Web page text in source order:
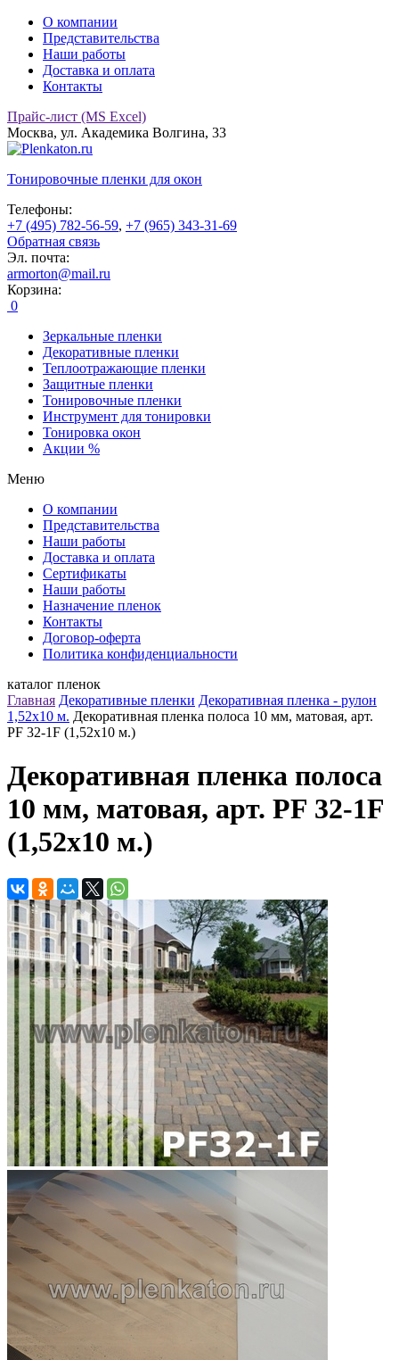
О компании
Представительства
Наши работы
Доставка и оплата
Контакты
Прайс-лист (MS Excel)
Москва, ул. Академика Волгина, 33
Тонировочные пленки для окон
Телефоны:
+7 (495) 782-56-59, +7 (965) 343-31-69
Обратная связь
Эл. почта:
armorton@mail.ru
Корзина:
0
Зеркальные пленки
Декоративные пленки
Теплоотражающие пленки
Защитные пленки
Тонировочные пленки
Инструмент для тонировки
Тонировка окон
Акции %
Меню
О компании
Представительства
Наши работы
Доставка и оплата
Сертификаты
Наши работы
Назначение пленок
Контакты
Договор-оферта
Политика конфиденциальности
каталог пленок
Главная Декоративные пленки Декоративная пленка - рулон
1,52х10 м. Декоративная пленка полоса 10 мм, матовая, арт.
PF 32-1F (1,52х10 м.)
Декоративная пленка полоса
10 мм, матовая, арт. PF 32-1F
(1,52х10 м.)